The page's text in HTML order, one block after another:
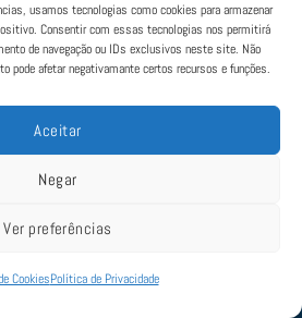
usamos tecnologias como cookies para armazenar
Consentir com essas tecnologias nos permitirá
de navegação ou IDs exclusivos neste site. Não
pode afetar negativamante certos recursos e funções.
Aceitar
Negar
Ver preferências
CookiesPolítica de Privacidade
Reclamações
estão reservados. Mantido porSLAP